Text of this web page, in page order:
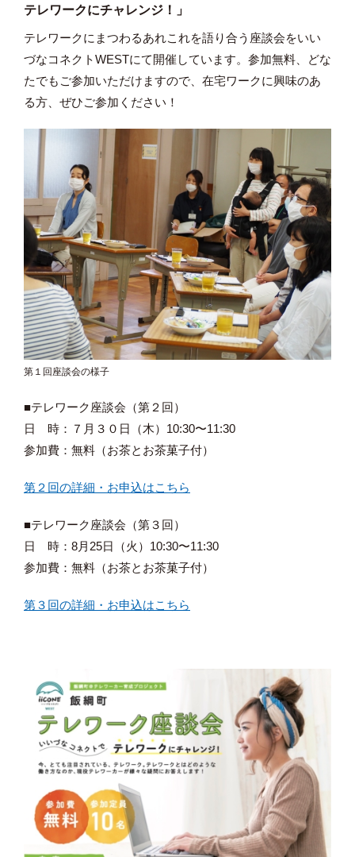
テレワークにチャレンジ！」
テレワークにまつわるあれこれを語り合う座談会をいい
づなコネクトWESTにて開催しています。参加無料、どな
たでもご参加いただけますので、在宅ワークに興味のあ
る方、ぜひご参加ください！
第１回座談会の様子
■テレワーク座談会（第２回）
日 時：７月３０日（木）10:30〜11:30
参加費：無料（お茶とお茶菓子付）
第２回の詳細・お申込はこちら
■テレワーク座談会（第３回）
日 時：8月25日（火）10:30〜11:30
参加費：無料（お茶とお茶菓子付）
第３回の詳細・お申込はこちら